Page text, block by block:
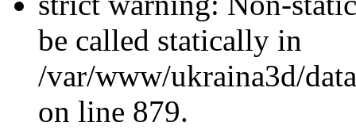
be called statically in
/var/www/ukraina3d/
on line 879.